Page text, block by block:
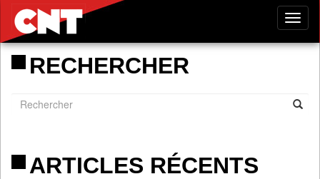
RECHERCHER
ARTICLES RÉCENTS